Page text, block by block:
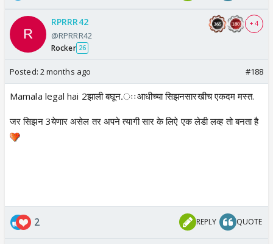
RPRRR42
@RPRRR42
Rocker 26
+ 4
Posted: 2 months ago #188
Mamala legal hai 2झाली बघून.ःःआधीच्या सिझनसारखीच एकदम मस्त.
जर सिझन 3येणार असेल तर अपने त्यागी सार के लिऐ एक लेडी लव्ह तो बनता है
2 REPLY QUOTE